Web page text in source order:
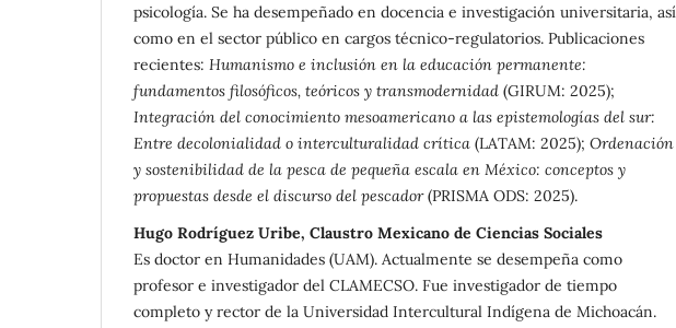
psicología. Se ha desempeñado en docencia e investigación universitaria, así
como en el sector público en cargos técnico-regulatorios. Publicaciones
recientes: Humanismo e inclusión en la educación permanente:
fundamentos filosóficos, teóricos y transmodernidad (GIRUM: 2025);
Integración del conocimiento mesoamericano a las epistemologías del sur:
Entre decolonialidad o interculturalidad crítica (LATAM: 2025); Ordenación
y sostenibilidad de la pesca de pequeña escala en México: conceptos y
propuestas desde el discurso del pescador(PRISMA ODS: 2025).
Hugo Rodríguez Uribe, Claustro Mexicano de Ciencias Sociales
Es doctor en Humanidades (UAM). Actualmente se desempeña como
profesor e investigador del CLAMECSO. Fue investigador de tiempo
completo y rector de la Universidad Intercultural Indígena de Michoacán.